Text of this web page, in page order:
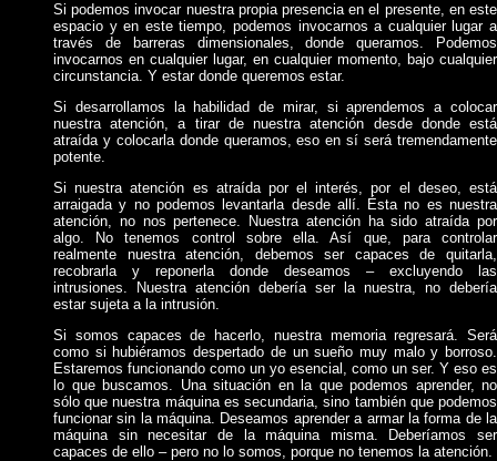
Si podemos invocar nuestra propia presencia en el presente, en este
espacio y en este tiempo, podemos invocarnos a cualquier lugar a
través de barreras dimensionales, donde queramos. Podemos
invocarnos en cualquier lugar, en cualquier momento, bajo cualquier
circunstancia. Y estar donde queremos estar.
Si desarrollamos la habilidad de mirar, si aprendemos a colocar
nuestra atención, a tirar de nuestra atención desde donde está
atraída y colocarla donde queramos, eso en sí será tremendamente
potente.
Si nuestra atención es atraída por el interés, por el deseo, está
arraigada y no podemos levantarla desde allí. Ésta no es nuestra
atención, no nos pertenece. Nuestra atención ha sido atraída por
algo. No tenemos control sobre ella. Así que, para controlar
realmente nuestra atención, debemos ser capaces de quitarla,
recobrarla y reponerla donde deseamos – excluyendo las
intrusiones. Nuestra atención debería ser la nuestra, no debería
estar sujeta a la intrusión.
Si somos capaces de hacerlo, nuestra memoria regresará. Será
como si hubiéramos despertado de un sueño muy malo y borroso.
Estaremos funcionando como un yo esencial, como un ser. Y eso es
lo que buscamos. Una situación en la que podemos aprender, no
sólo que nuestra máquina es secundaria, sino también que podemos
funcionar sin la máquina. Deseamos aprender a armar la forma de la
máquina sin necesitar de la máquina misma. Deberíamos ser
capaces de ello – pero no lo somos, porque no tenemos la atención.